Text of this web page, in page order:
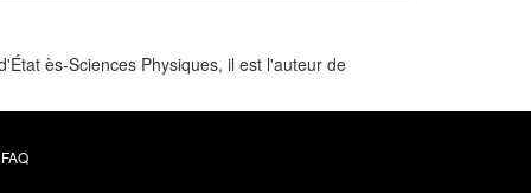
ès-Sciences Physiques, il est l'auteur de
FAQ